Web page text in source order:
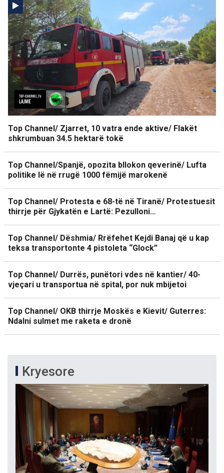
Top Channel/ Zjarret, 10 vatra ende aktive/ Flakët
shkrumbuan 34.5 hektarë tokë
Top Channel/Spanjë, opozita bllokon qeverinë/ Lufta
politike lë në rrugë 1000 fëmijë marokenë
Top Channel/ Protesta e 68-të në Tiranë/ Protestuesit
thirrje për Gjykatën e Lartë: Pezulloni…
Top Channel/ Dëshmia/ Rrëfehet Kejdi Banaj që u kap
teksa transportonte 4 pistoleta “Glock”
Top Channel/ Durrës, punëtori vdes në kantier/ 40-
vjeçari u transportua në spital, por nuk mbijetoi
Top Channel/ OKB thirrje Moskës e Kievit/ Guterres:
Ndalni sulmet me raketa e dronë
Kryesore